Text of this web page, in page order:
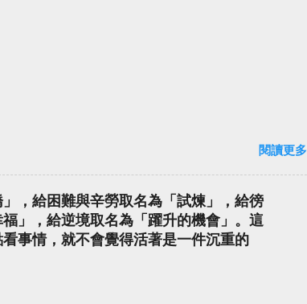
閱讀更多
，給困難與辛勞取名為「試煉」，給徬
」，給逆境取名為「躍升的機會」。這
事情，就不會覺得活著是一件沉重的